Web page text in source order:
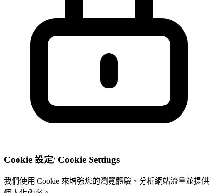
Cookie 設定/ Cookie Settings
我們使用 Cookie 來增強您的瀏覽體驗、分析網站流量並提供